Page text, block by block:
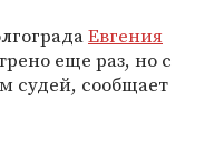
Евгения
еще раз, но с
судей, сообщает